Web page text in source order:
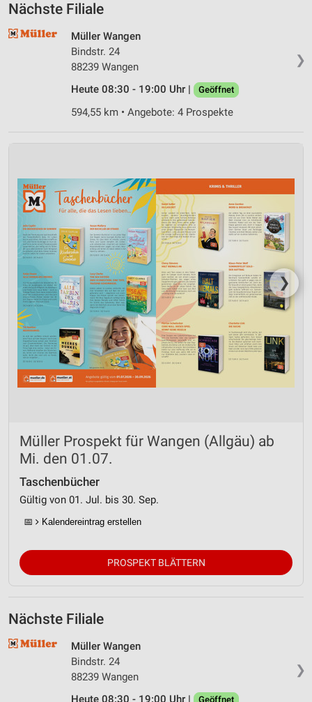
Nächste Filiale
❯
Müller Wangen
Bindstr. 24
88239 Wangen
Heute 08:30 - 19:00 Uhr |
Geöffnet
594,55 km • Angebote: 4 Prospekte
❯
Müller Prospekt für Wangen (Allgäu) ab
Mi. den 01.07.
Taschenbücher
Gültig von 01. Jul. bis 30. Sep.
📅 Kalendereintrag erstellen
PROSPEKT BLÄTTERN
Nächste Filiale
❯
Müller Wangen
Bindstr. 24
88239 Wangen
Heute 08:30 - 19:00 Uhr |
Geöffnet